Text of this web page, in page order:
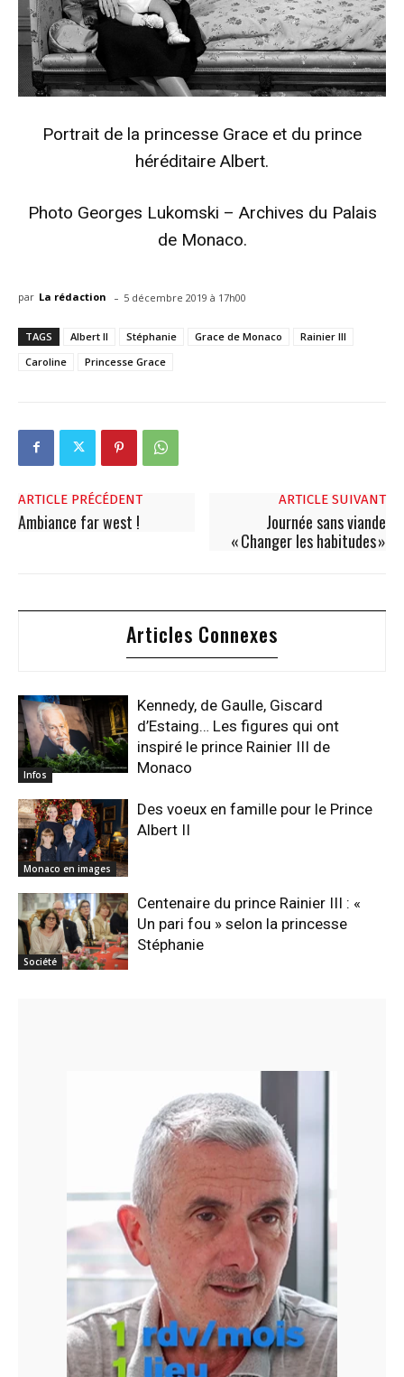
Portrait de la princesse Grace et du prince
héréditaire Albert.
Photo Georges Lukomski – Archives du Palais
de Monaco.
par La rédaction - 5 décembre 2019 à 17h00
TAGS Albert II Stéphanie Grace de Monaco
Rainier III
Caroline
Princesse Grace
ARTICLE PRÉCÉDENT
Ambiance far west !
ARTICLE SUIVANT
Journée sans viande
« Changer les habitudes »
Articles Connexes
Infos
Kennedy, de Gaulle, Giscard
d’Estaing… Les figures qui ont
inspiré le prince Rainier III de
Monaco
Monaco en images
Des voeux en famille pour le Prince
Albert II
Société
Centenaire du prince Rainier III : «
Un pari fou » selon la princesse
Stéphanie